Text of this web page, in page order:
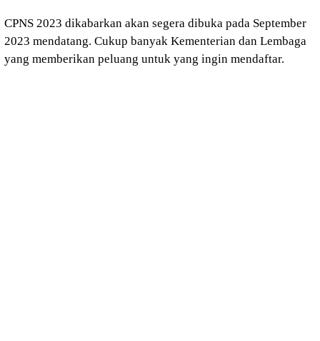
CPNS 2023 dikabarkan akan segera dibuka pada September
2023 mendatang. Cukup banyak Kementerian dan Lembaga
yang memberikan peluang untuk yang ingin mendaftar.